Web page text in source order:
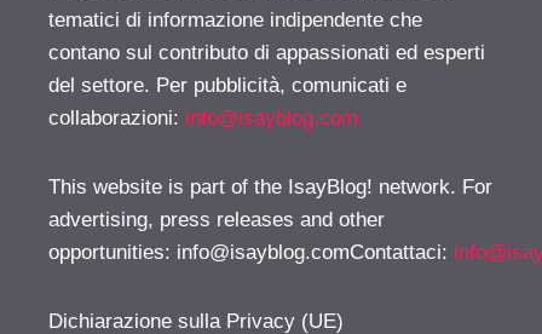
tematici di informazione indipendente che
contano sul contributo di appassionati ed esperti
del settore. Per pubblicità, comunicati e
collaborazioni: info@isayblog.com
This website is part of the IsayBlog! network. For
advertising, press releases and other
opportunities: info@isayblog.comContattaci:
Dichiarazione sulla Privacy (UE)